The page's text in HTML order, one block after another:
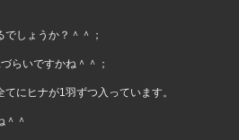
しょうか？＾＾；
らいですかね＾＾；
にヒナが1羽ずつ入っています。
＾＾